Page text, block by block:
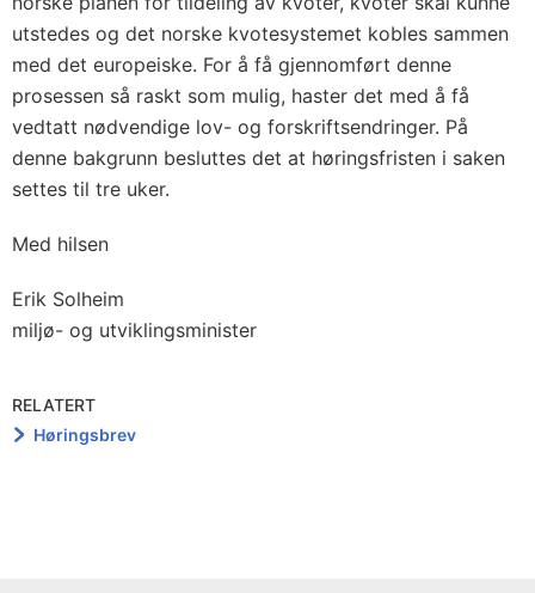
utstedes og det norske kvotesystemet kobles sammen
med det europeiske. For å få gjennomført denne
prosessen så raskt som mulig, haster det med å få
vedtatt nødvendige lov- og forskriftsendringer. På
denne bakgrunn besluttes det at høringsfristen i saken
settes til tre uker.
Med hilsen
Erik Solheim
miljø- og utviklingsminister
RELATERT
Høringsbrev